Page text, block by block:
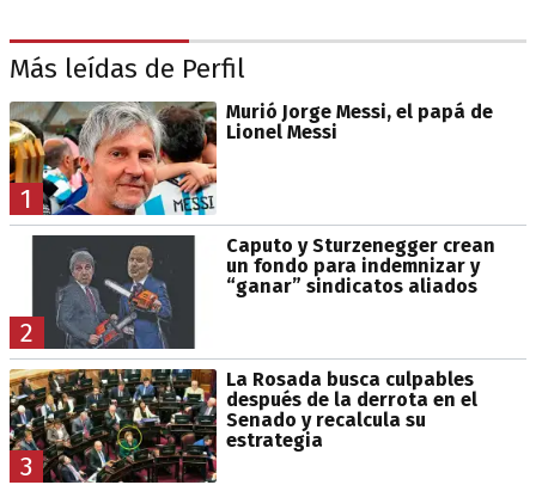
Más leídas de Perfil
1
Murió Jorge Messi, el papá de
Lionel Messi
2
Caputo y Sturzenegger crean
un fondo para indemnizar y
“ganar” sindicatos aliados
3
La Rosada busca culpables
después de la derrota en el
Senado y recalcula su
estrategia